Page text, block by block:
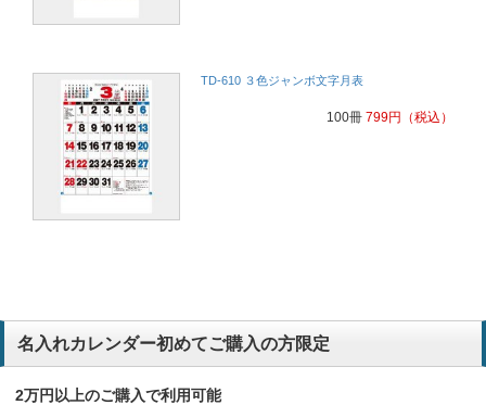
TD-610 ３色ジャンボ文字月表
100冊 799円 （税込）
名入れカレンダー初めてご購入の方限定
2万円以上のご購入で利用可能